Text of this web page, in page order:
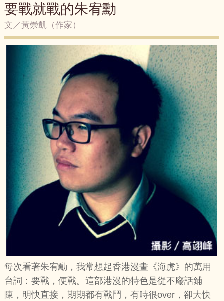
要戰就戰的朱宥勳
文／黃崇凱（作家）
每次看著朱宥勳，我常想起香港漫畫《海虎》的萬用
台詞：要戰，便戰。這部港漫的特色是從不廢話鋪
陳，明快直接，期期都有戰鬥，有時很over，卻大快